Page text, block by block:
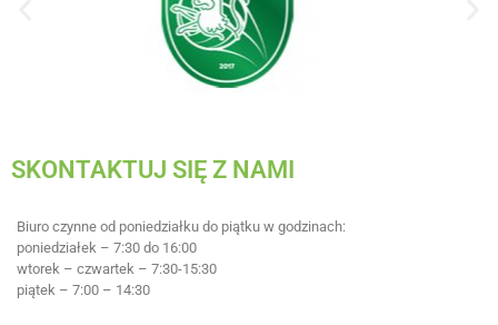
SKONTAKTUJ SIĘ Z NAMI
Biuro czynne od poniedziałku do piątku w godzinach:
poniedziałek – 7:30 do 16:00
wtorek – czwartek – 7:30-15:30
piątek – 7:00 – 14:30